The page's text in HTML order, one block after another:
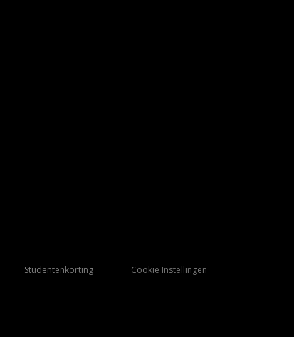
Studentenkorting Cookie Instellingen